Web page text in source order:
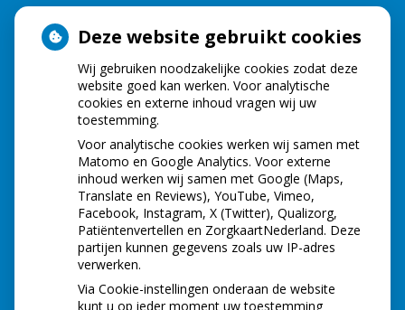
HOE GEZOND IS JE MOND?
Deze website gebruikt cookies
Wij gebruiken noodzakelijke cookies zodat deze
website goed kan werken. Voor analytische
cookies en externe inhoud vragen wij uw
toestemming.
Voor analytische cookies werken wij samen met
Matomo en Google Analytics. Voor externe
inhoud werken wij samen met Google (Maps,
Translate en Reviews), YouTube, Vimeo,
Facebook, Instagram, X (Twitter), Qualizorg,
Patiëntenvertellen en ZorgkaartNederland. Deze
partijen kunnen gegevens zoals uw IP-adres
verwerken.
Via Cookie-instellingen onderaan de website
kunt u op ieder moment uw toestemming